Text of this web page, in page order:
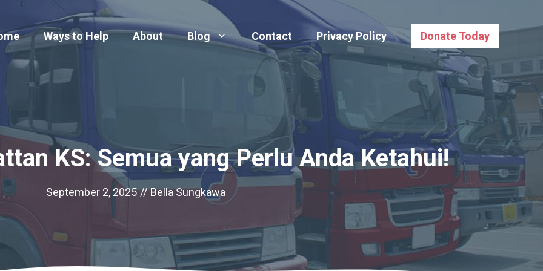
Ways to Help About Blog Contact Privacy Policy Donate Today
KS: Semua yang Perlu Anda Ketahui!
September 2, 2025 // Bella Sungkawa